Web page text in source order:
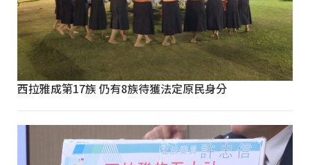
西拉雅成第17族 仍有8族待獲法定原民身分